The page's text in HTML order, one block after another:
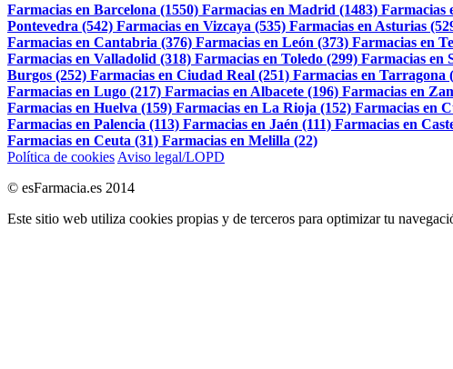
Farmacias en Barcelona (1550) Farmacias en Madrid (1483) Farmacias
Pontevedra (542) Farmacias en Vizcaya (535) Farmacias en Asturias
Farmacias en Cantabria (376) Farmacias en León (373) Farmacias en
Farmacias en Valladolid (318) Farmacias en Toledo (299) Farmacias en
Burgos (252) Farmacias en Ciudad Real (251) Farmacias en Tarragona
Farmacias en Lugo (217) Farmacias en Albacete (196) Farmacias en
Farmacias en Huelva (159) Farmacias en La Rioja (152) Farmacias en
Farmacias en Palencia (113) Farmacias en Jaén (111) Farmacias en
Farmacias en Ceuta (31) Farmacias en Melilla (22)
Política de cookies Aviso legal/LOPD
© esFarmacia.es 2014
Este sitio web utiliza cookies propias y de terceros para optimizar tu